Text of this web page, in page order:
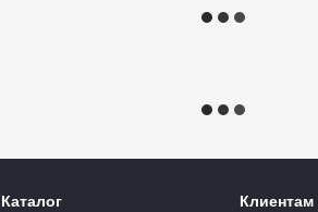
Каталог Клиентам